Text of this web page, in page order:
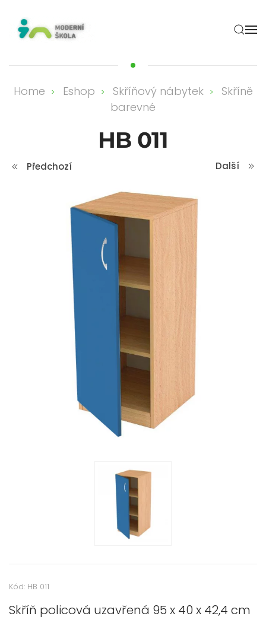
Skip to main content
Home Eshop Skříňový nábytek
Skříně
barevné
HB 011
Předchozí Další
Kód: HB 011
Skříň policová uzavřená 95 x 40 x 42,4 cm